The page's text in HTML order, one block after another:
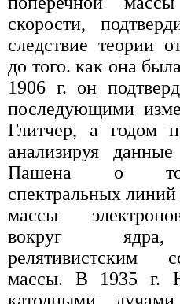
скорости,
следствие теории
до того. как она
1906 г. он
последующими
Глитчер, а годом
анализируя
Пашена о
спектральных линий
массы
вокруг ядра,
релятивистским
массы. В 1935 г.